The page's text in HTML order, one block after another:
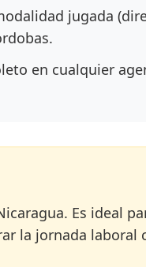
jugada
en cualquier
Es ideal
la jornada laboral